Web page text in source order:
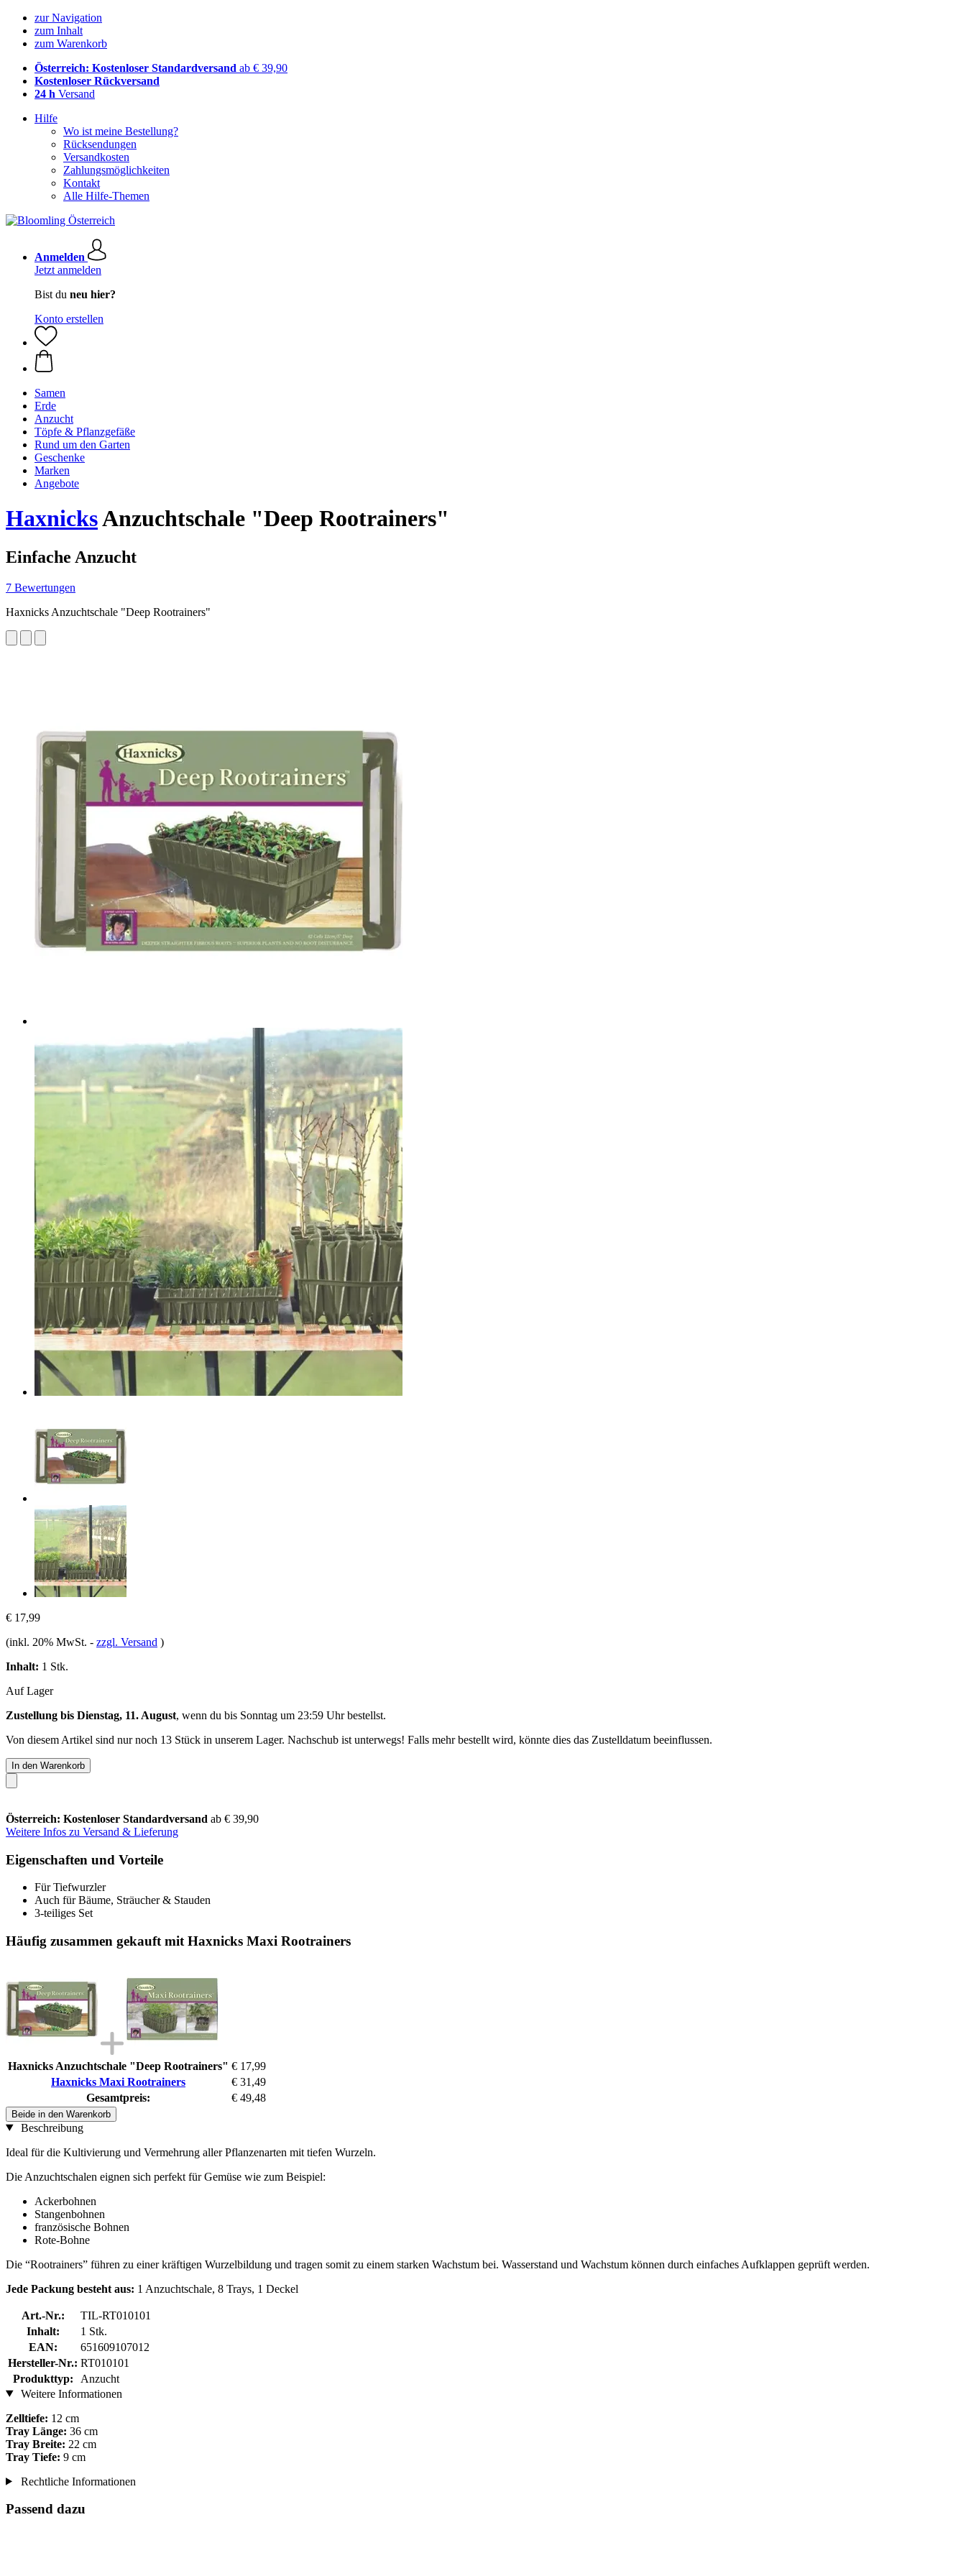
zur Navigation
zum Inhalt
zum Warenkorb
Österreich: Kostenloser Standardversand ab € 39,90
Kostenloser Rückversand
24 h Versand
Hilfe
Wo ist meine Bestellung?
Rücksendungen
Versandkosten
Zahlungsmöglichkeiten
Kontakt
Alle Hilfe-Themen
Anmelden
Jetzt anmelden
Bist du neu hier?
Konto erstellen
Samen
Erde
Anzucht
Töpfe & Pflanzgefäße
Rund um den Garten
Geschenke
Marken
Angebote
HaxnicksAnzuchtschale "Deep Rootrainers"
Einfache Anzucht
7 Bewertungen
Haxnicks Anzuchtschale "Deep Rootrainers"
€ 17,99
(inkl. 20% MwSt. - zzgl. Versand )
Inhalt: 1 Stk.
Auf Lager
Zustellung bis Dienstag, 11. August, wenn du bis Sonntag um 23:59 Uhrbestellst.
Von diesem Artikel sind nur noch 13 Stück in unserem Lager. Nachschub ist unterwegs! Falls mehr bestellt wird, könnte dies das Zustelldatum beeinflussen.
In den Warenkorb
Österreich: Kostenloser Standardversand ab € 39,90
Weitere Infos zu Versand & Lieferung
Eigenschaften und Vorteile
Für Tiefwurzler
Auch für Bäume, Sträucher & Stauden
3-teiliges Set
Häufig zusammen gekauft mit Haxnicks Maxi Rootrainers
Haxnicks Anzuchtschale "Deep Rootrainers" € 17,99
Haxnicks Maxi Rootrainers
€ 31,49
Gesamtpreis:
€ 49,48
Beide in den Warenkorb
Beschreibung
Ideal für die Kultivierung und Vermehrung aller Pflanzenarten mit tiefen Wurzeln.
Die Anzuchtschalen eignen sich perfekt für Gemüse wie zum Beispiel:
Ackerbohnen
Stangenbohnen
französische Bohnen
Rote-Bohne
Die “Rootrainers” führen zu einer kräftigen Wurzelbildung und tragen somit zu einem starken Wachstum bei. Wasserstand und Wachstum können durch einfaches Aufklappen geprüft werden.
Jede Packung besteht aus: 1 Anzuchtschale, 8 Trays, 1 Deckel
Art.-Nr.:
TIL-RT010101
Inhalt:
1 Stk.
EAN:
651609107012
Hersteller-Nr.: RT010101
Produkttyp:
Anzucht
Weitere Informationen
Zelltiefe: 12 cm
Tray Länge: 36 cm
Tray Breite: 22 cm
Tray Tiefe: 9 cm
Rechtliche Informationen
Passend dazu